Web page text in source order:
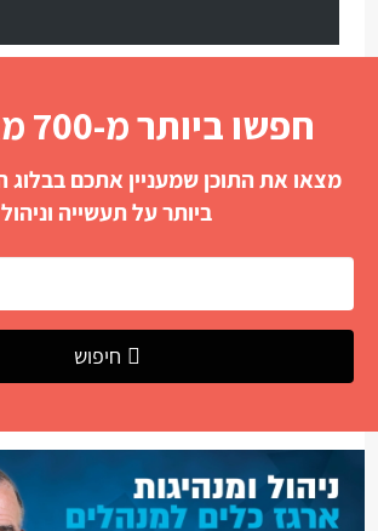
חפשו ביותר מ-700 מאמרים
מצאו את התוכן שמעניין אתכם בבלוג
ביותר על תעשייה וניהול
חיפוש